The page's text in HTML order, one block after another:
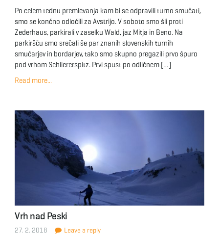
Po celem tednu premlevanja kam bi se odpravili turno smučati,
smo se končno odločili za Avstrijo. V soboto smo šli proti
Zederhaus, parkirali v zaselku Wald, jaz Mitja in Beno. Na
parkiršču smo srečali še par znanih slovenskih turnih
smučarjev in bordarjev, tako smo skupno pregazili prvo špuro
pod vrhom Schliererspitz. Prvi spust po odličnem […]
Read more...
Vrh nad Peski
27. 2. 2018 Leave a reply